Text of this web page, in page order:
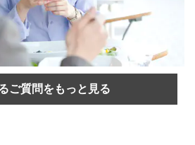
ご質問をもっと見る